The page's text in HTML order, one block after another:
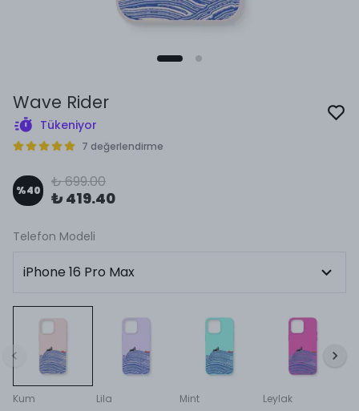
Wave Rider
Tükeniyor
7 değerlendirme
%40 ₺ 699.00
₺ 419.40
Telefon Modeli
Kum Lila Mint Leylak